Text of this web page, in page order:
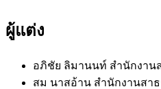
ผู้แต่ง
อภิชัย ลิมานนท์ สำนักงา
สม นาสอ้าน สำนักงานสา